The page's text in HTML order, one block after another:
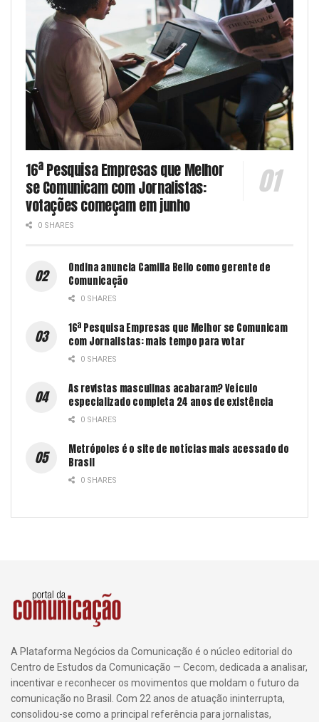
16ª Pesquisa Empresas que Melhor
se Comunicam com Jornalistas:
votações começam em junho
0 SHARES
Ondina anuncia Camilla Bello como gerente de
Comunicação
0 SHARES
16ª Pesquisa Empresas que Melhor se Comunicam
com Jornalistas: mais tempo para votar
0 SHARES
As revistas masculinas acabaram? Veículo
especializado completa 24 anos de existência
0 SHARES
Metrópoles é o site de notícias mais acessado do
Brasil
0 SHARES
A Plataforma Negócios da Comunicação é o núcleo editorial do
Centro de Estudos da Comunicação — Cecom, dedicada a analisar,
incentivar e reconhecer os movimentos que moldam o futuro da
comunicação no Brasil. Com 22 anos de atuação ininterrupta,
consolidou-se como a principal referência para jornalistas,